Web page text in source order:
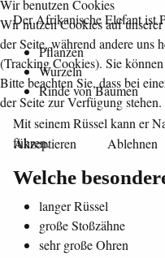
Der Afrikanische Elefant ist
Pflanzen
Wurzeln
Rinde von Bäumen
Mit seinem Rüssel kann er
führen.
Welche
langer Rüssel
große Stoßzähne
sehr große Ohren
Wir benutzen Cookies
Wir nutzen Cookies auf
der Seite, während andere uns
(Tracking Cookies). Sie
Bitte beachten Sie, dass bei
der Seite zur Verfügung stehen.
Akzeptieren Ablehnen